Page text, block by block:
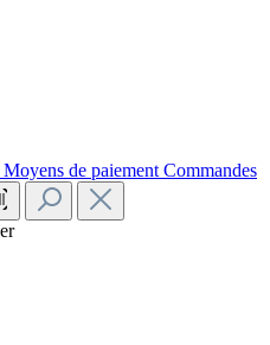
Moyens de paiement Commandes